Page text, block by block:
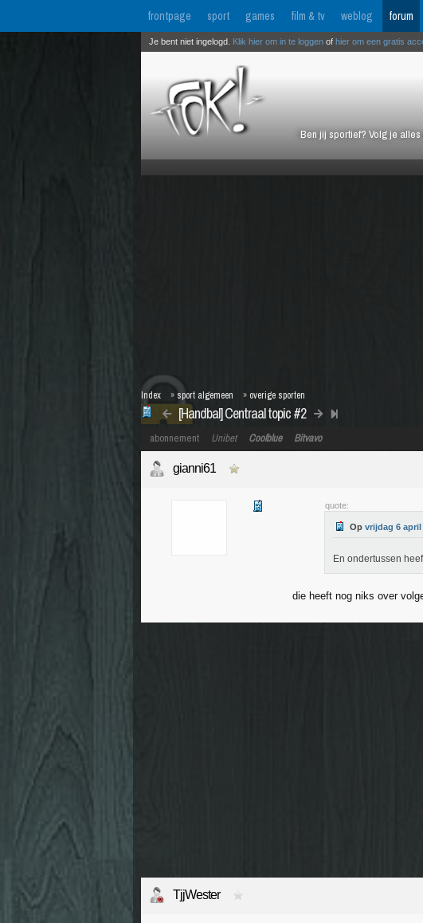
frontpage sport games film & tv weblog forum
Ben jij sportief? Volg je
Je bent niet ingelogd. Klik hier om in te loggen of hier om een gratis
[Handbal] Centraal topic #2
Index » sport algemeen » overige sporten
abonnement Unibet Coolblue Bitvavo
gianni61
quote:
Op vrijdag 6 april
En ondertussen
die heeft nog niks over
TjjWester